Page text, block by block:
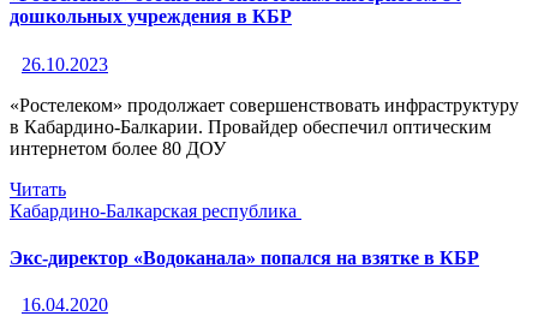
дошкольных учреждения в КБР
26.10.2023
«Ростелеком» продолжает совершенствовать инфраструктуру
в Кабардино-Балкарии. Провайдер обеспечил оптическим
интернетом более 80 ДОУ
Читать
Кабардино-Балкарская республика
Экс-директор «Водоканала» попался на взятке в КБР
16.04.2020